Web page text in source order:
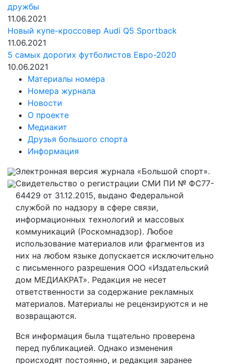
дружбы
11.06.2021
Новый купе-кроссовер Audi Q5 Sportback
11.06.2021
5 самых дорогих футболистов Евро-2020
10.06.2021
Материалы номера
Номера журнала
Новости
О проекте
Медиакит
Друзья большого спорта
Информация
Электронная версия журнала «Большой спорт».
Свидетельство о регистрации СМИ ПИ № ФС77-
64429 от 31.12.2015, выдано Федеральной
службой по надзору в сфере связи,
информационных технологий и массовых
коммуникаций (Роскомнадзор). Любое
использование материалов или фрагментов из
них на любом языке допускается исключительно
с письменного разрешения ООО «Издательский
дом МЕДИАКРАТ». Редакция не несет
ответственности за содержание рекламных
материалов. Материалы не рецензируются и не
возвращаются.
Вся информация была тщательно проверена
перед публикацией. Однако изменения
происходят постоянно, и редакция заранее